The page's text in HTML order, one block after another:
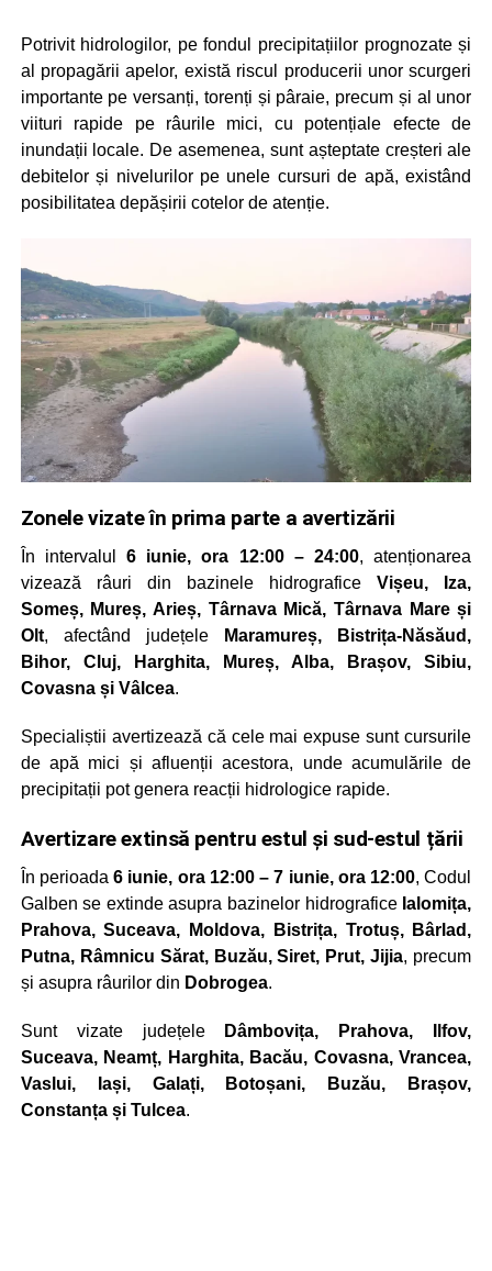
Potrivit hidrologilor, pe fondul precipitațiilor prognozate și
al propagării apelor, există riscul producerii unor scurgeri
importante pe versanți, torenți și pâraie, precum și al unor
viituri rapide pe râurile mici, cu potențiale efecte de
inundații locale. De asemenea, sunt așteptate creșteri ale
debitelor și nivelurilor pe unele cursuri de apă, existând
posibilitatea depășirii cotelor de atenție.
Zonele vizate în prima parte a avertizării
În intervalul6 iunie, ora 12:00 – 24:00, atenționarea
vizează râuri din bazinele hidrograficeVișeu, Iza,
Someș, Mureș, Arieș, Târnava Mică, Târnava Mare și
Olt, afectând județele
Maramureș, Bistrița-Năsăud,
Bihor, Cluj, Harghita, Mureș, Alba, Brașov, Sibiu,
Covasna și Vâlcea.
Specialiștii avertizează că cele mai expuse sunt cursurile
de apă mici și afluenții acestora, unde acumulările de
precipitații pot genera reacții hidrologice rapide.
Avertizare extinsă pentru estul și sud-estul țării
În perioada6 iunie, ora 12:00 – 7 iunie, ora 12:00, Codul
Galben se extinde asupra bazinelor hidrografice Ialomița,
Prahova, Suceava, Moldova, Bistrița, Trotuș, Bârlad,
Putna, Râmnicu Sărat, Buzău, Siret, Prut, Jijia, precum
și asupra râurilor din Dobrogea.
Sunt vizate județele
Dâmbovița, Prahova, Ilfov,
Suceava, Neamț, Harghita, Bacău, Covasna, Vrancea,
Vaslui, Iași, Galați, Botoșani, Buzău, Brașov,
Constanța și Tulcea.